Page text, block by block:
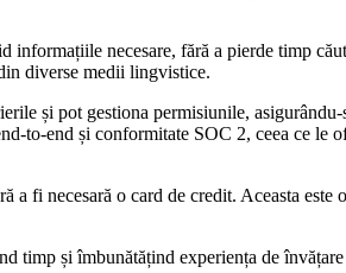
informațiile necesare, fără a pierde timp
diverse medii lingvistice.
și pot gestiona permisiunile,
to-end și conformitate SOC 2, ceea ce le
fi necesară o card de credit. Aceasta este
timp și îmbunătățind experiența de